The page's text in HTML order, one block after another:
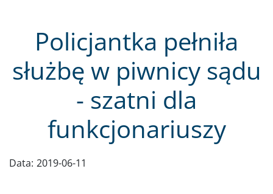
Policjantka pełniła
służbę w piwnicy sądu
- szatni dla
funkcjonariuszy
Data: 2019-06-11